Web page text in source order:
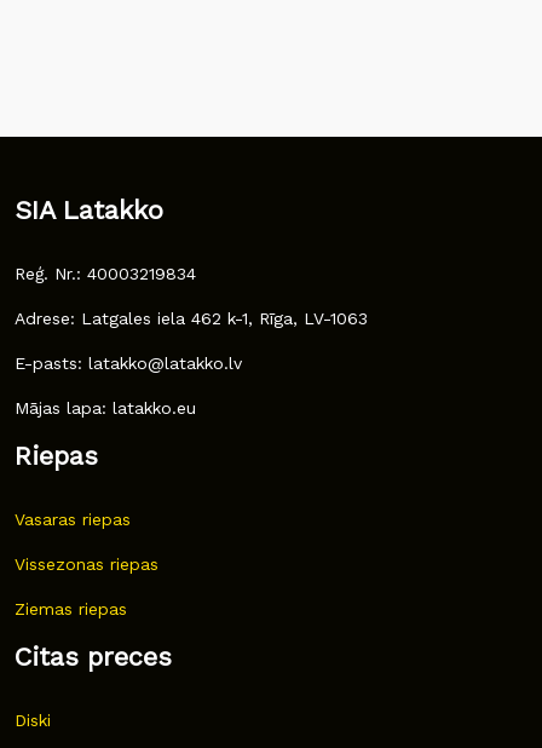
SIA Latakko
Reģ. Nr.: 40003219834
Adrese: Latgales iela 462 k-1, Rīga, LV-1063
E-pasts: latakko@latakko.lv
Mājas lapa: latakko.eu
Riepas
Vasaras riepas
Vissezonas riepas
Ziemas riepas
Citas preces
Diski